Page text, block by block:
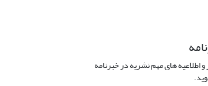
و اطلاعیه های مهم نشریه در خبرنامه